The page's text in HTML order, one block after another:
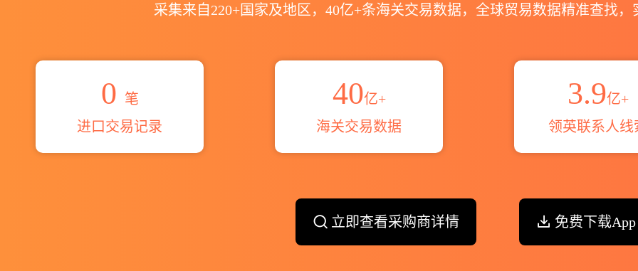
采集来自220+国家及地区，40亿+条海关交易数据，全球贸易数据精准查找
0 笔
进口交易记录
40亿+
海关交易数据
3.9亿+
领英联系人线
立即查看采购商详情 免费下载App